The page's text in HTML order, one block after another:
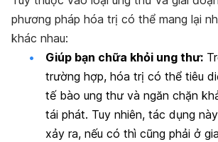
phương pháp hóa trị có thể mang lại
khác nhau:
Giúp bạn chữa khỏi ung thư:
trường hợp, hóa trị có thể tiêu
tế bào ung thư và ngăn chặn
tái phát. Tuy nhiên, tác dụng
xảy ra, nếu có thì cũng phải ở